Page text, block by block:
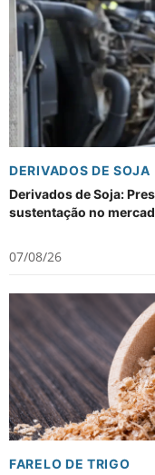
DERIVADOS DE SOJA
Derivados de Soja:
sustentação no
07/08/26
FARELO DE TRIGO